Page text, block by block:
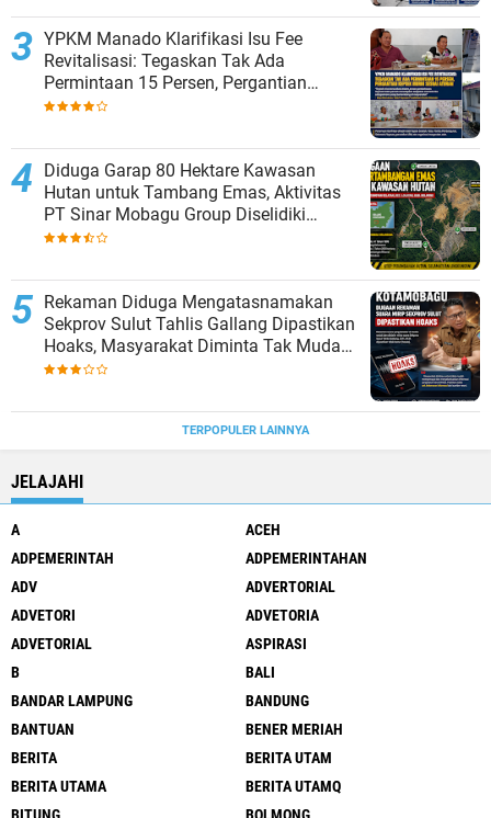
YPKM Manado Klarifikasi Isu Fee
Revitalisasi: Tegaskan Tak Ada
Permintaan 15 Persen, Pergantian
Kepsek Murni Sesuai Aturan
Diduga Garap 80 Hektare Kawasan
Hutan untuk Tambang Emas, Aktivitas
PT Sinar Mobagu Group Diselidiki
Aparat
Rekaman Diduga Mengatasnamakan
Sekprov Sulut Tahlis Gallang Dipastikan
Hoaks, Masyarakat Diminta Tak Mudah
Percaya
TERPOPULER LAINNYA
JELAJAHI
A
ACEH
ADPEMERINTAH
ADPEMERINTAHAN
ADV
ADVERTORIAL
ADVETORI
ADVETORIA
ADVETORIAL
ASPIRASI
B
BALI
BANDAR LAMPUNG
BANDUNG
BANTUAN
BENER MERIAH
BERITA
BERITA UTAM
BERITA UTAMA
BERITA UTAMQ